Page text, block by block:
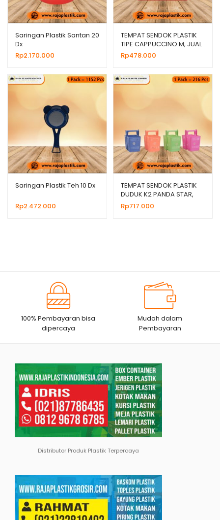
Saringan Plastik Santan 20
Dx
Rp2.170.000
TEMPAT SENDOK PLASTIK
TIPE CAPPUCCINO M, JUAL
HARGA GROSIR
Rp478.000
Saringan Plastik Teh 10 Dx
Rp2.472.000
TEMPAT SENDOK PLASTIK
DUDUK K2 PANDA STAR,
JUAL HARGA GROSIR
Rp717.000
100% Pembayaran bisa
dipercaya
Mudah dalam
Pembayaran
Distributor Produk Plastik Terpercaya